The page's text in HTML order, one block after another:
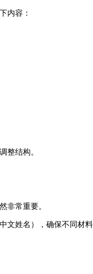
内容：
整结构。
非常重要。
文姓名），确保不同材料